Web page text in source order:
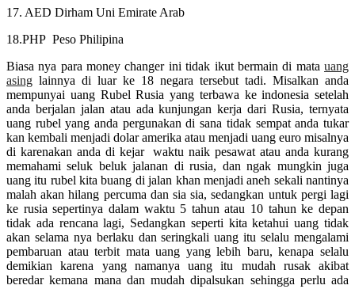
17. AED Dirham Uni Emirate Arab
18.PHP Peso Philipina
Biasa nya para money changer ini tidak ikut bermain di mata uang
asing lainnya di luar ke 18 negara tersebut tadi. Misalkan anda
mempunyai uang Rubel Rusia yang terbawa ke indonesia setelah
anda berjalan jalan atau ada kunjungan kerja dari Rusia, ternyata
uang rubel yang anda pergunakan di sana tidak sempat anda tukar
kan kembali menjadi dolar amerika atau menjadi uang euro misalnya
di karenakan anda di kejar waktu naik pesawat atau anda kurang
memahami seluk beluk jalanan di rusia, dan ngak mungkin juga
uang itu rubel kita buang di jalan khan menjadi aneh sekali nantinya
malah akan hilang percuma dan sia sia, sedangkan untuk pergi lagi
ke rusia sepertinya dalam waktu 5 tahun atau 10 tahun ke depan
tidak ada rencana lagi, Sedangkan seperti kita ketahui uang tidak
akan selama nya berlaku dan seringkali uang itu selalu mengalami
pembaruan atau terbit mata uang yang lebih baru, kenapa selalu
demikian karena yang namanya uang itu mudah rusak akibat
beredar kemana mana dan mudah dipalsukan sehingga perlu ada